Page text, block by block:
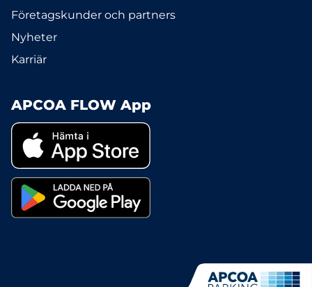
Företagskunder och partners
Nyheter
Karriär
APCOA FLOW App